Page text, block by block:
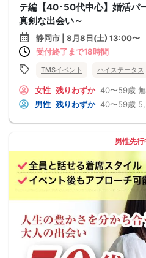
テ編【40･50代中心】婚活パ
真剣な出会い～
静岡市 | 8月8日(土) 13:00〜
受付終了まで18時間
TMSイベント ハイステータス
女性 残りわずか 40〜59歳
男性 残りわずか 40〜59歳
男性先行